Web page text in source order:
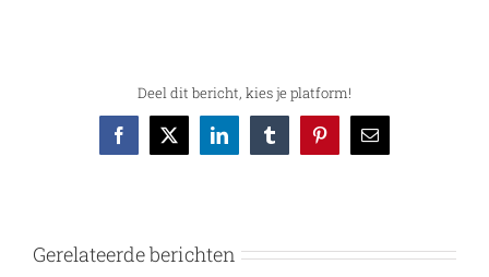
Deel dit bericht, kies je platform!
Facebook
X LinkedInTumblrPinterest
E-
mail
Gerelateerde berichten